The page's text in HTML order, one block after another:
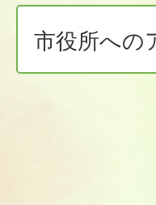
市役所への